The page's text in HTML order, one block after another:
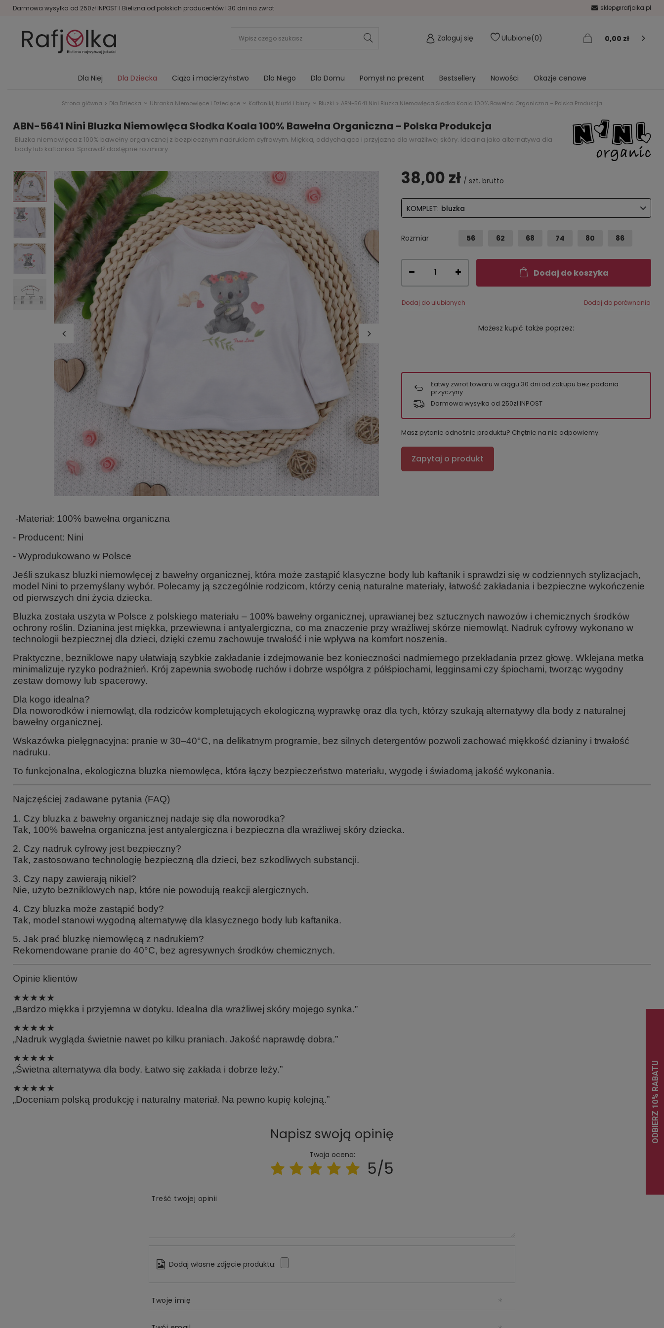
Darmowa wysyłka od 250zł INPOST I Bielizna od polskich producentów I 30 dni na zwrot sklep@rafjolka.pl
Zaloguj się Ulubione 0 0,00 zł
Dla Niej Dla Dziecka Ciąża i macierzyństwo Dla Niego Dla Domu Pomysł na prezent Bestsellery Nowości Okazje cenowe
Strona główna Dla Dziecka Ubranka Niemowlęce i Dziecięce Kaftaniki, bluzki i bluzy Bluzki ABN-5641 Nini Bluzka Niemowlęca Słodka Koala 100% Bawełna Organiczna – Polska Produkcja
ABN-5641 Nini Bluzka Niemowlęca Słodka Koala 100% Bawełna Organiczna – Polska Produkcja
Bluzka niemowlęca z 100% bawełny organicznej z bezpiecznym nadrukiem cyfrowym. Miękka, oddychająca i przyjazna dla wrażliwej skóry. Idealna jako alternatywa dla
body lub kaftanika. Sprawdź dostępne rozmiary.
38,00 zł / szt. brutto
KOMPLET: bluzka
Rozmiar 56 62 68 74 80 86
Dodaj do koszyka
Dodaj do ulubionych Dodaj do porównania
Możesz kupić także poprzez:
Łatwy zwrot towaru w ciągu 30 dni od zakupu bez podania
przyczyny
Darmowa wysyłka od 250zł INPOST
Masz pytanie odnośnie produktu? Chętnie na nie odpowiemy.
Zapytaj o produkt
-Materiał: 100% bawełna organiczna
- Producent: Nini
- Wyprodukowano w Polsce
Jeśli szukasz bluzki niemowlęcej z bawełny organicznej, która może zastąpić klasyczne body lub kaftanik i sprawdzi się w codziennych stylizacjach,
model Nini to przemyślany wybór. Polecamy ją szczególnie rodzicom, którzy cenią naturalne materiały, łatwość zakładania i bezpieczne wykończenie
od pierwszych dni życia dziecka.
Bluzka została uszyta w Polsce z polskiego materiału – 100% bawełny organicznej, uprawianej bez sztucznych nawozów i chemicznych środków
ochrony roślin. Dzianina jest miękka, przewiewna i antyalergiczna, co ma znaczenie przy wrażliwej skórze niemowląt. Nadruk cyfrowy wykonano w
technologii bezpiecznej dla dzieci, dzięki czemu zachowuje trwałość i nie wpływa na komfort noszenia.
Praktyczne, bezniklowe napy ułatwiają szybkie zakładanie i zdejmowanie bez konieczności nadmiernego przekładania przez głowę. Wklejana metka
minimalizuje ryzyko podrażnień. Krój zapewnia swobodę ruchów i dobrze współgra z półśpiochami, legginsami czy śpiochami, tworząc wygodny
zestaw domowy lub spacerowy.
Dla kogo idealna?
Dla noworodków i niemowląt, dla rodziców kompletujących ekologiczną wyprawkę oraz dla tych, którzy szukają alternatywy dla body z naturalnej
bawełny organicznej.
Wskazówka pielęgnacyjna: pranie w 30–40°C, na delikatnym programie, bez silnych detergentów pozwoli zachować miękkość dzianiny i trwałość
nadruku.
To funkcjonalna, ekologiczna bluzka niemowlęca, która łączy bezpieczeństwo materiału, wygodę i świadomą jakość wykonania.
Najczęściej zadawane pytania (FAQ)
1. Czy bluzka z bawełny organicznej nadaje się dla noworodka?
Tak, 100% bawełna organiczna jest antyalergiczna i bezpieczna dla wrażliwej skóry dziecka.
2. Czy nadruk cyfrowy jest bezpieczny?
Tak, zastosowano technologię bezpieczną dla dzieci, bez szkodliwych substancji.
3. Czy napy zawierają nikiel?
Nie, użyto bezniklowych nap, które nie powodują reakcji alergicznych.
4. Czy bluzka może zastąpić body?
Tak, model stanowi wygodną alternatywę dla klasycznego body lub kaftanika.
5. Jak prać bluzkę niemowlęcą z nadrukiem?
Rekomendowane pranie do 40°C, bez agresywnych środków chemicznych.
Opinie klientów
★★★★★
„Bardzo miękka i przyjemna w dotyku. Idealna dla wrażliwej skóry mojego synka.”
★★★★★
„Nadruk wygląda świetnie nawet po kilku praniach. Jakość naprawdę dobra.”
★★★★★
„Świetna alternatywa dla body. Łatwo się zakłada i dobrze leży.”
★★★★★
„Doceniam polską produkcję i naturalny materiał. Na pewno kupię kolejną.”
Napisz swoją opinię
Twoja ocena:
5/5
Treść twojej opinii
Dodaj własne zdjęcie produktu:
Twoje imię